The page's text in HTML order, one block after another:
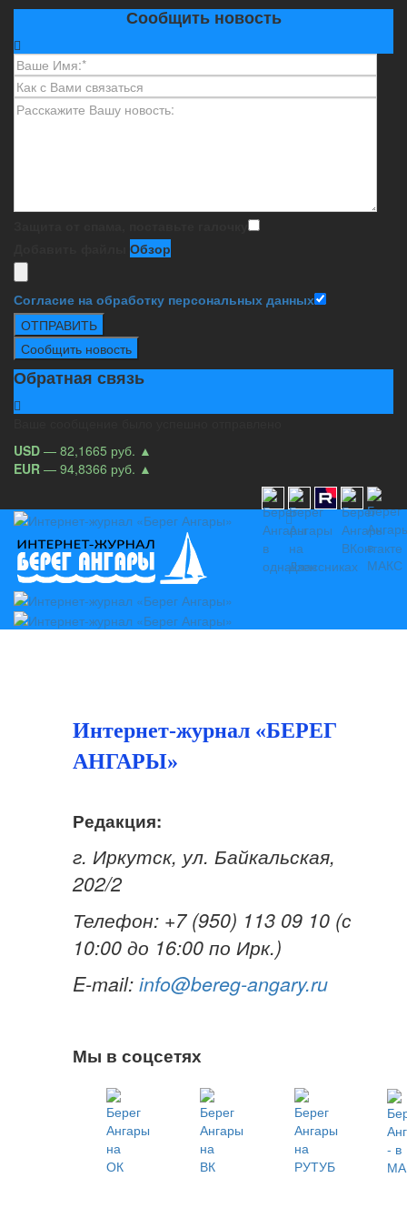
Сообщить новость
Обзор
Согласие на обработку персональных данных
ОТПРАВИТЬ
Сообщить новость
Обратная связь
USD — 82,1665 руб. ▲
EUR — 94,8366 руб. ▲
Интернет-журнал «БЕРЕГ
АНГАРЫ»
Редакция:
г. Иркутск, ул. Байкальская,
202/2
Телефон: +7 (950) 113 09 10 (с
10:00 до 16:00 по Ирк.)
E-mail: info@bereg-angary.ru
Мы в соцсетях